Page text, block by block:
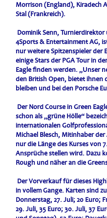
Morrison (England), Kiradech
Stal (Frankreich).
Dominik Senn, Turnierdirektor
4Sports & Entertainment AG,
nur weitere Spitzenspieler der
einige Stars der PGA Tour in
Eagle finden werden. „Unser
den British Open, bietet ihnen
bleiben und bei den Porsche
Der Nord Course in Green
schon als „grüne Hölle“
internationalen
Michael Blesch, Mitinhaber
nur die Länge des Kurses von
Ansprüche stellen wird. Dazu
Rough und näher an die
Der Vorverkauf für dieses
in vollem Gange. Karten sind
Donnerstag, 27. Juli; 20 Euro;
29. Juli, 35 Euro; 30. Juli, 37